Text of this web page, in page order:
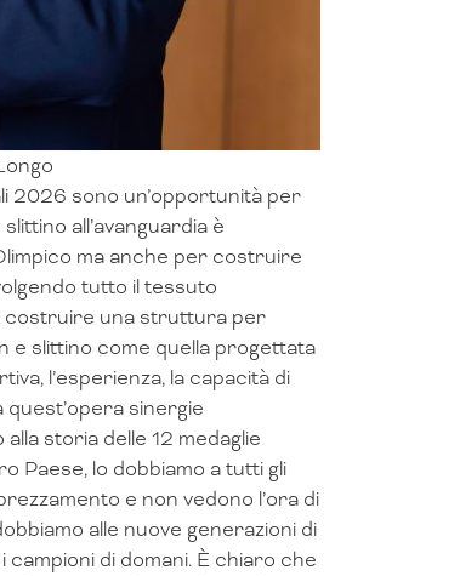
2026 sono un’opportunità per
all’avanguardia è
ma anche per costruire
tutto il tessuto
costruire una struttura per
e slittino come quella progettata
l’esperienza, la capacità di
sinergie
storia delle 12 medaglie
Paese, lo dobbiamo a tutti gli
e non vedono l’ora di
alle nuove generazioni di
di domani. È chiaro che